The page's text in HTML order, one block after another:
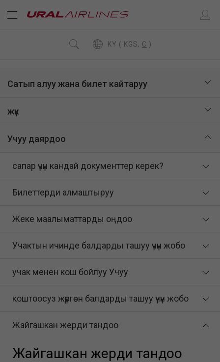
KY ( KGS, C )
Сатып алуу жана билет кайтаруу
жүк
Учуу даярдоо
сапар үчүн кандай документтер керек?
Билеттерди алмаштыруу
Жеке маалыматтарды оңдоо
Учактын ичинде балдарды ташуу үчүн жобо
учак менен кош бойлуу Учуу
коштоосуз жүргөн балдарды ташуу үчүн жобо
Жайгашкан жерди тандоо
Жайгашкан жерди тандоо